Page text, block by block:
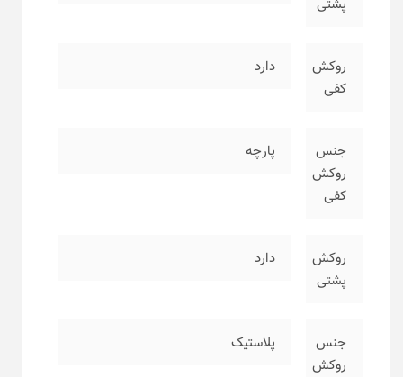
پشتی
روکش
کفی
دارد
جنس
روکش
کفی
پارچه
روکش
پشتی
دارد
جنس
روکش
پلاستیک